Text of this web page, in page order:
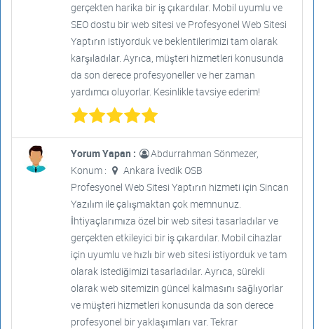
gerçekten harika bir iş çıkardılar. Mobil uyumlu ve
SEO dostu bir web sitesi ve Profesyonel Web Sitesi
Yaptırın istiyorduk ve beklentilerimizi tam olarak
karşıladılar. Ayrıca, müşteri hizmetleri konusunda
da son derece profesyoneller ve her zaman
yardımcı oluyorlar. Kesinlikle tavsiye ederim!
Yorum Yapan :
Abdurrahman Sönmezer,
Konum :
Ankara İvedik OSB
Profesyonel Web Sitesi Yaptırın hizmeti için Sincan
Yazılım ile çalışmaktan çok memnunuz.
İhtiyaçlarımıza özel bir web sitesi tasarladılar ve
gerçekten etkileyici bir iş çıkardılar. Mobil cihazlar
için uyumlu ve hızlı bir web sitesi istiyorduk ve tam
olarak istediğimizi tasarladılar. Ayrıca, sürekli
olarak web sitemizin güncel kalmasını sağlıyorlar
ve müşteri hizmetleri konusunda da son derece
profesyonel bir yaklaşımları var. Tekrar